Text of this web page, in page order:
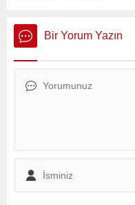
Siber Olaylara Müdahale
Merkezi (USOM) ile
yürütülen siber güvenlik
Cumhuriyeti vatandaşlarının
Bir Yorum Yazın